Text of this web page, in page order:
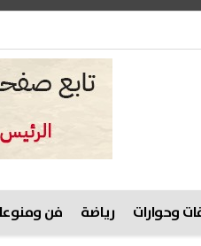
وحوارات رياضة فن